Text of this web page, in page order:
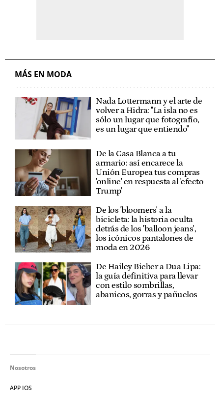
MÁS EN MODA
Nada Lottermann y el arte de
volver a Hidra: "La isla no es
sólo un lugar que fotografío,
es un lugar que entiendo"
De la Casa Blanca a tu
armario: así encarece la
Unión Europea tus compras
'online' en respuesta al 'efecto
Trump'
De los 'bloomers' a la
bicicleta: la historia oculta
detrás de los 'balloon jeans',
los icónicos pantalones de
moda en 2026
De Hailey Bieber a Dua Lipa:
la guía definitiva para llevar
con estilo sombrillas,
abanicos, gorras y pañuelos
Nosotros
APP IOS